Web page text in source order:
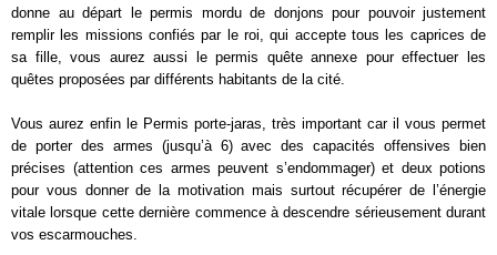
donne au départ le permis mordu de donjons pour pouvoir justement
remplir les missions confiés par le roi, qui accepte tous les caprices de
sa fille, vous aurez aussi le permis quête annexe pour effectuer les
quêtes proposées par différents habitants de la cité.
Vous aurez enfin le Permis porte-jaras, très important car il vous permet
de porter des armes (jusqu’à 6) avec des capacités offensives bien
précises (attention ces armes peuvent s’endommager) et deux potions
pour vous donner de la motivation mais surtout récupérer de l’énergie
vitale lorsque cette dernière commence à descendre sérieusement durant
vos escarmouches.